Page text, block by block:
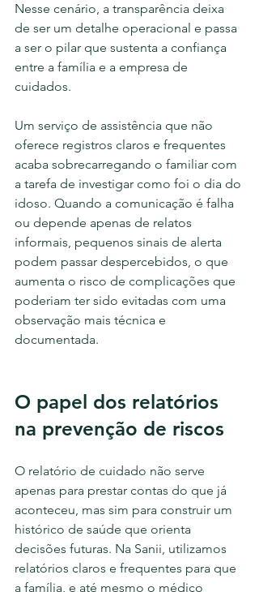
Nesse cenário, a transparência deixa
de ser um detalhe operacional e passa
a ser o pilar que sustenta a confiança
entre a família e a empresa de
cuidados.
Um serviço de assistência que não
oferece registros claros e frequentes
acaba sobrecarregando o familiar com
a tarefa de investigar como foi o dia do
idoso. Quando a comunicação é falha
ou depende apenas de relatos
informais, pequenos sinais de alerta
podem passar despercebidos, o que
aumenta o risco de complicações que
poderiam ter sido evitadas com uma
observação mais técnica e
documentada.
O papel dos relatórios
na prevenção de riscos
O relatório de cuidado não serve
apenas para prestar contas do que já
aconteceu, mas sim para construir um
histórico de saúde que orienta
decisões futuras. Na Sanii, utilizamos
relatórios claros e frequentes para que
a família, e até mesmo o médico